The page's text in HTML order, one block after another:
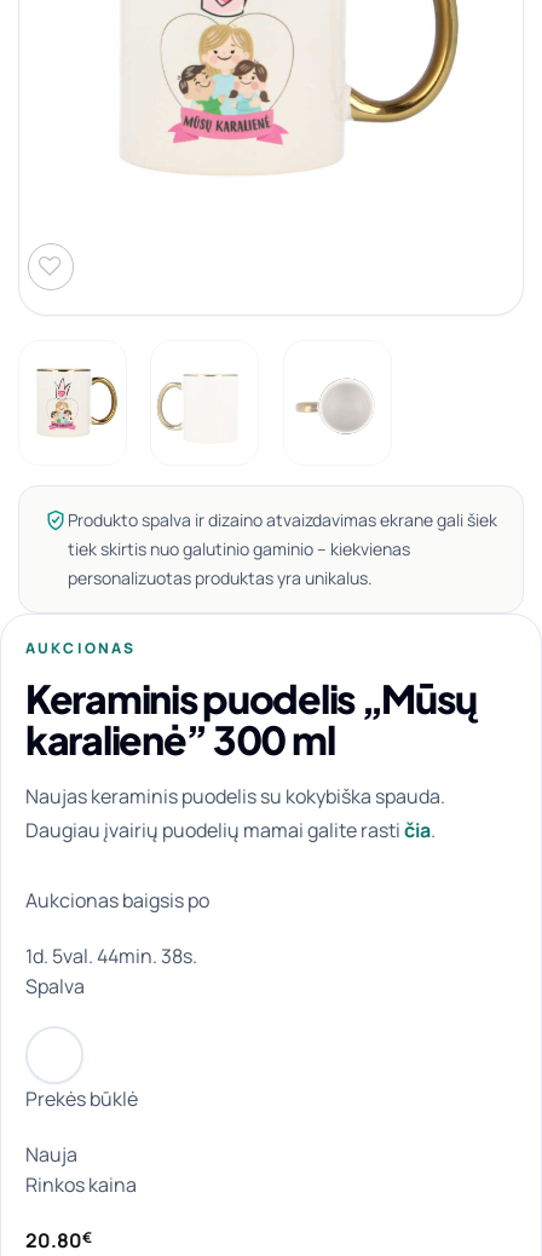
Produkto spalva ir dizaino atvaizdavimas ekrane gali šiek
tiek skirtis nuo galutinio gaminio – kiekvienas
personalizuotas produktas yra unikalus.
AUKCIONAS
Keraminis puodelis „Mūsų
karalienė” 300 ml
Naujas keraminis puodelis su kokybiška spauda.
Daugiau įvairių puodelių mamai galite rastičia.
Aukcionas baigsis po
1d. 5val. 44min. 38s.
Spalva
Prekės būklė
Nauja
Rinkos kaina
20.80€